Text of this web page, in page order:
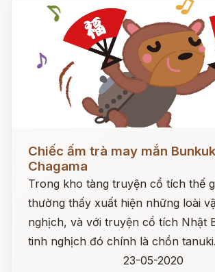
Đọc ngay
Chiếc ấm trà may mắn
Chagama
Trong kho tàng truyện cổ tích thế
thường thấy xuất hiện những loài
nghịch, và với truyện cổ tích Nhật
tinh nghịch đó chính là chồn tanuki.
23-05-2020